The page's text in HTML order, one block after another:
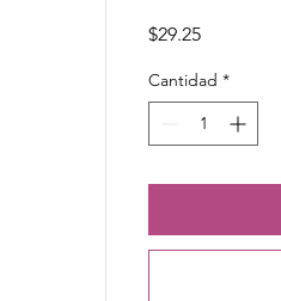
$29.25Precio
Cantidad *